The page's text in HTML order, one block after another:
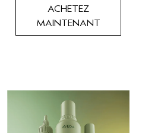
ACHETEZ
MAINTENANT